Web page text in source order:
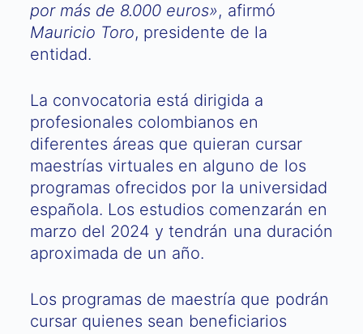
por más de 8.000 euros», afirmó
Mauricio Toro, presidente de la
entidad.
La convocatoria está dirigida a
profesionales colombianos en
diferentes áreas que quieran cursar
maestrías virtuales en alguno de los
programas ofrecidos por la universidad
española. Los estudios comenzarán en
marzo del 2024 y tendrán una duración
aproximada de un año.
Los programas de maestría que podrán
cursar quienes sean beneficiarios